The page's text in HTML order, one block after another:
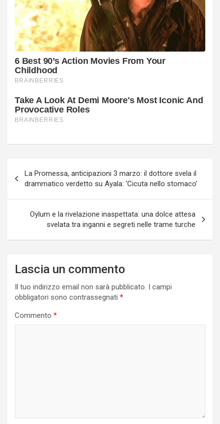
articoli
La Promessa, anticipazioni 3 marzo: il dottore svela il
drammatico verdetto su Ayala: ‘Cicuta nello stomaco’
Oylum e la rivelazione inaspettata: una dolce attesa
svelata tra inganni e segreti nelle trame turche
Lascia un commento
Il tuo indirizzo email non sarà pubblicato. I campi
obbligatori sono contrassegnati *
Commento *